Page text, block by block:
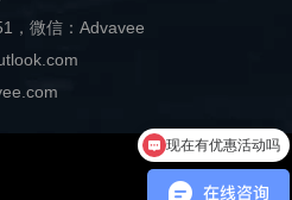
，微信：Advavee
现在有优惠活动吗